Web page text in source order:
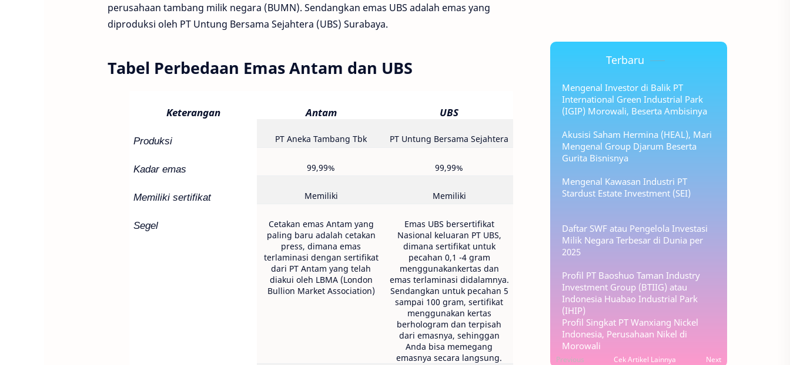
perusahaan tambang milik negara (BUMN). Sendangkan emas UBS adalah emas yang
diproduksi oleh PT Untung Bersama Sejahtera (UBS) Surabaya.
Tabel Perbedaan Emas Antam dan UBS
Keterangan Antam
UBS
Produksi
PT Aneka Tambang Tbk PT Untung Bersama Sejahtera
Kadar emas 99,99% 99,99%
Memiliki sertifikat Memiliki Memiliki
Segel
Cetakan emas Antam yang
paling baru adalah cetakan
press, dimana emas
terlaminasi dengan sertifikat
dari PT Antam yang telah
diakui oleh LBMA (London
Bullion Market Association)
Emas UBS bersertifikat
Nasional keluaran PT UBS,
dimana sertifikat untuk
pecahan 0,1 -4 gram
menggunakankertas dan
emas terlaminasi didalamnya.
Sendangkan untuk pecahan 5
sampai 100 gram, sertifikat
menggunakan kertas
berhologram dan terpisah
dari emasnya, sehinggan
Anda bisa memegang
emasnya secara langsung.
Terbaru
Mengenal Investor di Balik PT
International Green Industrial Park
(IGIP) Morowali, Beserta Ambisinya
Akusisi Saham Hermina (HEAL), Mari
Mengenal Group Djarum Beserta
Gurita Bisnisnya
Mengenal Kawasan Industri PT
Stardust Estate Investment (SEI)
Daftar SWF atau Pengelola Investasi
Milik Negara Terbesar di Dunia per
2025
Profil PT Baoshuo Taman Industry
Investment Group (BTIIG) atau
Indonesia Huabao Industrial Park
(IHIP)
Profil Singkat PT Wanxiang Nickel
Indonesia, Perusahaan Nikel di
Morowali
Previous Next
Cek Artikel Lainnya